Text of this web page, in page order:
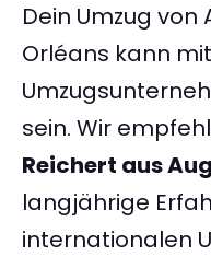
Dein Umzug
Orléans kann
sein. Wir
Reichert aus
langjährige
internationalen